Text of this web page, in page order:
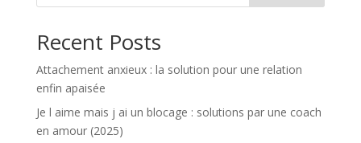
Recent Posts
Attachement anxieux : la solution pour une relation
enfin apaisée
Je l aime mais j ai un blocage : solutions par une coach
en amour (2025)